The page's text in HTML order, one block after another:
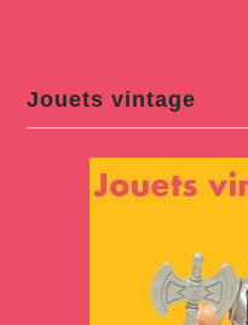
Jouets vintage